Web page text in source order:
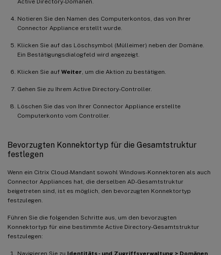
Active Directory-Domänen.
Notieren Sie den Namen des Computerkontos, das von Ihrer
Connector Appliance erstellt wurde.
Klicken Sie auf das Löschsymbol (Mülleimer) neben der Domäne.
Ein Bestätigungsdialogfeld wird angezeigt.
Klicken Sie auf Weiter, um die Aktion zu bestätigen.
Gehen Sie zu Ihrem Active Directory-Controller.
Löschen Sie das von Ihrer Connector Appliance erstellte
Computerkonto vom Controller.
Bevorzugten Konnektortyp für die Gesamtstruktur
festlegen
Wenn ein Citrix Cloud-Mandant sowohl Windows-Konnektoren als auch
Connector Appliances hat, die derselben AD-Gesamtstruktur
beigetreten sind, ist es möglich, den bevorzugten Konnektortyp
festzulegen.
Führen Sie die folgenden Schritte aus, um den bevorzugten
Konnektortyp für eine bestimmte Active Directory-Gesamtstruktur
festzulegen:
Navigieren Sie zu Identitäts- und Zugriffsverwaltung > Domänen